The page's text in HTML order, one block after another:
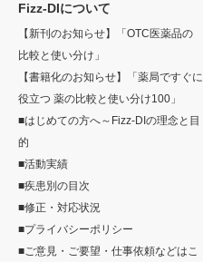
Fizz-DIについて
【新刊のお知らせ】「OTC医薬品の
比較と使い分け」
【書籍化のお知らせ】「薬局ですぐに
役立つ 薬の比較と使い分け100」
■はじめての方へ～Fizz-DIの理念と目
的
■活動実績
■疾患別の目次
■修正・対応状況
■プライバシーポリシー
■ご意見・ご要望・仕事依頼などはこ